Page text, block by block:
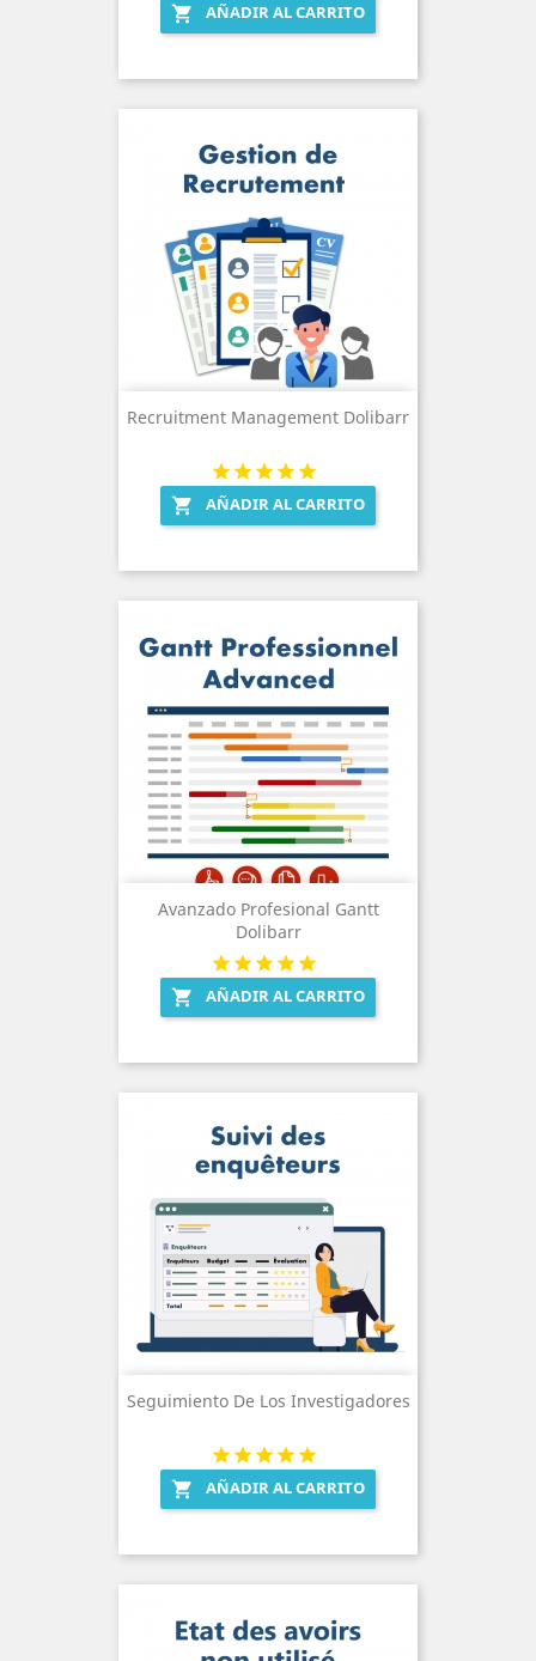
 AÑADIR AL CARRITO
Recruitment Management Dolibarr
 AÑADIR AL CARRITO
Avanzado Profesional Gantt
Dolibarr
 AÑADIR AL CARRITO
Seguimiento De Los Investigadores
 AÑADIR AL CARRITO